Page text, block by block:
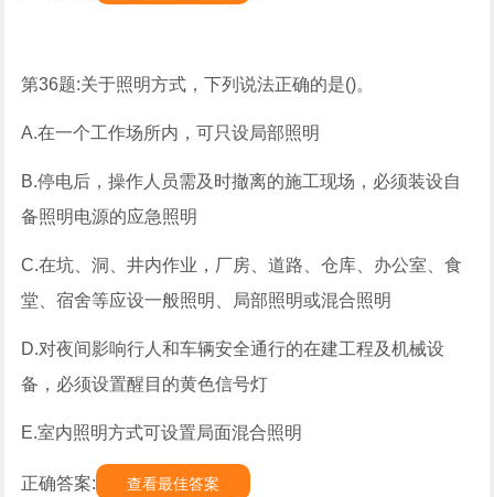
第36题:关于照明方式，下列说法正确的是()。
A.在一个工作场所内，可只设局部照明
B.停电后，操作人员需及时撤离的施工现场，必须装设自
备照明电源的应急照明
C.在坑、洞、井内作业，厂房、道路、仓库、办公室、食
堂、宿舍等应设一般照明、局部照明或混合照明
D.对夜间影响行人和车辆安全通行的在建工程及机械设
备，必须设置醒目的黄色信号灯
E.室内照明方式可设置局面混合照明
正确答案: 查看最佳答案